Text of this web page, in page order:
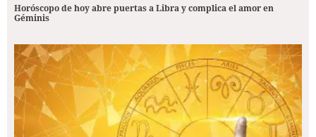
Horóscopo de hoy abre puertas a Libra y complica el amor en
Géminis